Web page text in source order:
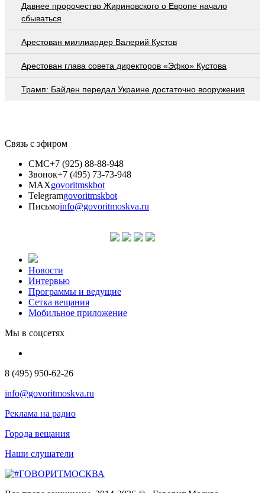
Давнее пророчество Жириновского о Европе начало
сбываться
Арестован миллиардер Валерий Кустов
Арестован глава совета директоров «Эфко» Кустова
Трамп: Байден передал Украине достаточно вооружения
Связь с эфиром
СМС+7 (925) 88-88-948
Звонок+7 (495) 73-73-948
MAXgovoritmskbot
Telegramgovoritmskbot
Письмоinfo@govoritmoskva.ru
Новости
Интервью
Программы и ведущие
Сетка вещания
Мобильное приложение
Мы в соцсетях
8 (495) 950-62-26
info@govoritmoskva.ru
Реклама на радио
Города вещания
Наши слушатели